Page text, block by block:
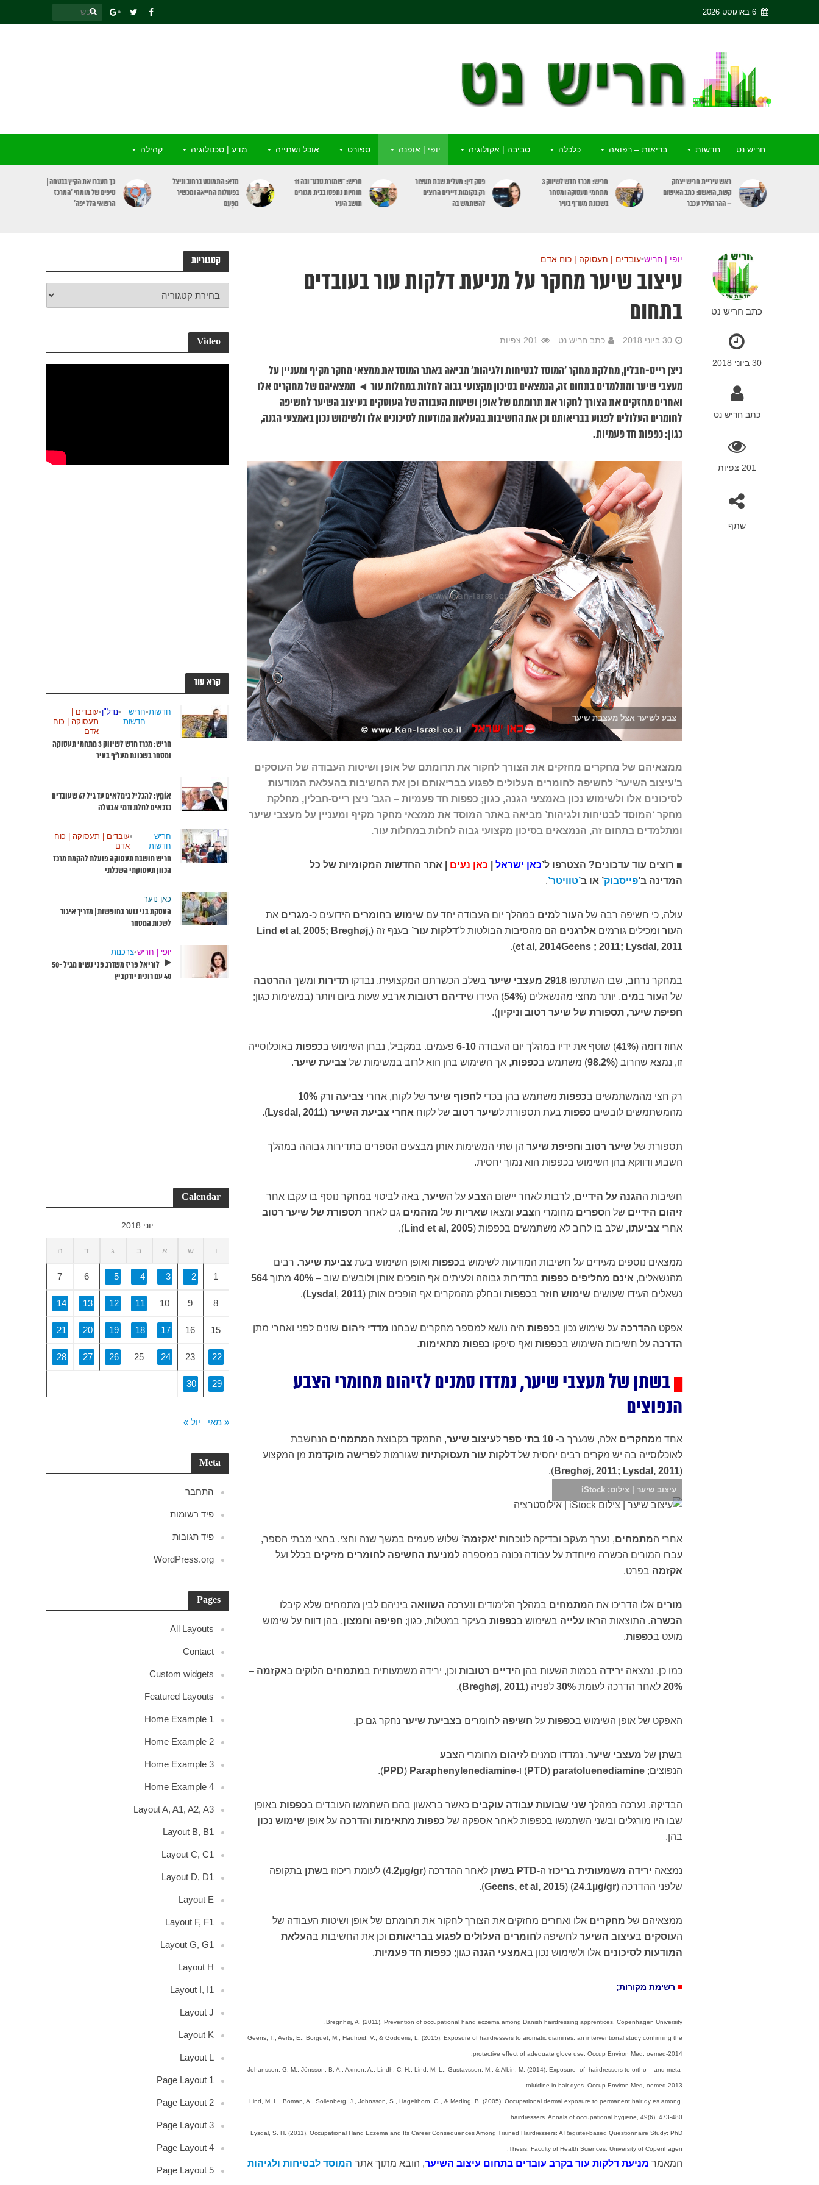
6 באוגוסט 2026
חריש נט חדשות בריאות – רפואה כלכלה סביבה | אקולוגיה יופי | אופנה ספורט אוכל ושתייה מדע | טכנולוגיה קהילה
מתחמי תעסוקה ומסחר
בשכונת מעו”ף בעיר
פסק דין: מעלית שבת תעצור
רק בקומות דיירים הרוצים
להשתמש בה
חריש: “שמורת טבע” ובה 11
חוחיות נתפסו בבית מגורים
תושב העיר
מדא: התמוטט ברחוב וניצל
בפעולות החייאה ומכשיר
מַפְעֵם
כך תעברו את הקיץ בבטחה |
טיפים של מומחי ‘המרכז
הרפואי הלל יפה’
אבטיח, כולו בריאות: מקור
לחומרים מזינים וגם תורם
לבריאות הלב
קטגוריות
Video
קרא עוד
חדשות•חריש
חדשות
•נדל"ן•עובדים |
תעסוקה | כוח
אדם
חריש: מכרז חדש לשיווק 3 מתחמי תעסוקה
ומסחר בשכונת מעו”ף בעיר
אוֹמֶץ: להכליל גימלאים עד גיל 67 שעובדים
כזכאים לחלת ודמי אבטלה
חריש
חדשות
•עובדים | תעסוקה | כוח
אדם
חריש חושבת תעסוקה פועלת להקמת מרכז
הכוון תעסוקתי השכלתי
כאן נוער
העסקת בני נוער בחופשות | מדריך איגוד
לשכות המסחר
יופי | חריש•צרכנות
לוריאל פריז משדרג פני נשים מגיל 50-
40 עם רונית יודקביץ
Calendar
יוני 2018
ו ש א ב ג ד ה
1
2
3
4
5
6
7
8
9
10
11
12
13
14
15
16
17
18
19
20
21
22
23
24
25
26
27
28
29
30
« מאי יול »
Meta
התחבר
פיד רשומות
פיד תגובות
WordPress.org
Pages
All Layouts
Contact
Custom widgets
Featured Layouts
Home Example 1
Home Example 2
Home Example 3
Home Example 4
Layout A, A1, A2, A3
Layout B, B1
Layout C, C1
Layout D, D1
Layout E
Layout F, F1
Layout G, G1
Layout H
Layout I, I1
Layout J
Layout K
Layout L
Page Layout 1
Page Layout 2
Page Layout 3
Page Layout 4
Page Layout 5
כתב חריש נט
30 ביוני 2018
כתב חריש נט
201 צפיות
שתף
יופי | חריש•עובדים | תעסוקה | כוח אדם
עיצוב שיער מחקר על מניעת דלקות עור בעובדים
בתחום
30 ביוני 2018 כתב חריש נט 201 צפיות
ניצן רייס-חבלין, מחלקת מחקר 'המוסד לבטיחות ולגיהות' מביאה באתר המוסד את ממצאי מחקר מקיף ומעניין על
מעצבי שיער ומתלמדים בתחום זה, הנמצאים בסיכון מקצועי גבוה לחלות במחלות עור ◄ ממצאיהם של מחקרים אלו
ואחרים מחזקים את הצורך לחקור את תרומתם של אופן ושיטות העבודה של העוסקים בעיצוב השיער לחשיפה
לחומרים העלולים לפגוע בבריאותם וכן את החשיבות בהעלאת המודעות לסיכונים אלו ולשימוש נכון באמצעי הגנה,
כגון: כפפות חד פעמיות.
צבע לשיער אצל מעצבת שיער
ממצאיהם של מחקרים מחזקים את הצורך לחקור את תרומתם של אופן ושיטות העבודה של העוסקים
ב’עיצוב השיער’ לחשיפה לחומרים העלולים לפגוע בבריאותם וכן את החשיבות בהעלאת המודעות
לסיכונים אלו ולשימוש נכון באמצעי הגנה, כגון; כפפות חד פעמיות – הגב’ ניצן רייס-חבלין, מחלקת
מחקר ‘המוסד לבטיחות ולגיהות’ מביאה באתר המוסד את ממצאי מחקר מקיף ומעניין על מעצבי שיער
ומתלמדים בתחום זה, הנמצאים בסיכון מקצועי גבוה לחלות במחלות עור.
■ רוצים עוד עדכונים? הצטרפו ל’כאן ישראל כאן נעים | אתר החדשות המקומיות של כל
המדינהב’פייסבוק’ או ב’טוויטר’.
עולה, כי חשיפה רבה של העור למים במהלך יום העבודה יחד עםשימוש בחומרים הידועים כ-מגרים את
העור ומכילים גורמים אלרגנים הם מהסיבות הבולטות ל’דלקות עור’ בענף זה (Lind et al, 2005; Breghøj,
2011; Lysdal, 2011
;
Geens
et al, 2014
).
במחקר נרחב, שבו השתתפו2918 מעצבי שיער בשלב הכשרתם המקצועית, נבדקותדירות ומשך ההרטבה
של העור במים. יותר מחצי מהנשאלים (54%) העידו שידיהם רטובות ארבע שעות ביום ויותר (במשימות כגון;
חפיפת שיער, תספורת של שיער רטוב וניקיון).
אחוז דומה (41%) שוטף את ידיו במהלך יום העבודה6-10 פעמים. במקביל, נבחן השימוש בכפפות באוכלוסייה
זו, נמצא שהרוב (98.2%) משתמש בכפפות, אך השימוש בהן הוא לרוב במשימות של צביעת שיער.
רק חצי מהמשתמשים בכפפות משתמש בהן בכדילחפוף שיער של לקוח, אחרי צביעה ורק10%
מהמשתמשים לובשים כפפות בעת תספורת לשיער רטוב של לקוח אחרי צביעת השיער (
Lysdal, 2011
).
תספורת שלשיער רטוב וחפיפת שיער הן שתי המשימות אותן מבצעים הספרים בתדירות גבוהה במהלך
השבוע ודווקא בהן השימוש בכפפות הוא נמוך יחסית.
חשיבות ההגנה על הידיים, לרבות לאחר יישום הצבע על השיער, באה לביטוי במחקר נוסף בו עקבו אחר
זיהום הידיים של הספרים מחומרי הצבע ומצאושאריות של מזהמים גם לאחרתספורת של שיער רטוב
אחרי צביעתו, שלב בו לרוב לא משתמשים בכפפות (Lind et al, 2005
).
ממצאים נוספים מעידים על חשיבות המודעות לשימוש בכפפות ואופן השימוש בעת צביעת שיער. רבים
מהנשאלים, אינם מחליפים כפפות בתדירות גבוהה ולעיתים אף הופכים אותן ולובשים שוב –40% מתוך564
נשאלים העידו שעושיםשימוש חוזר בכפפות ובחלק מהמקרים אף הופכים אותן ( Lysdal , 2011
).
אפקט ההדרכה על שימוש נכון בכפפות היה נושא למספר מחקרים שבחנו מדדי זיהום שונים לפני ואחרי מתן
הדרכה על חשיבות השימוש בכפפות ואף סיפקו כפפות מתאימות.
בשתן של מעצבי שיער, נמדדו סמנים לזיהום מחומרי הצבע
הנפוצים
אחד ממחקרים אלה, שנערך ב-10 בתי ספר לעיצוב שיער, התמקד בקבוצת המתמחים הנחשבת
לאוכלוסייה בה יש מקרים רבים יחסית שלדלקות עור תעסוקתיות שגורמות לפרישה מוקדמת מן המקצוע
(
Breghøj, 2011; Lysdal, 2011
).
עיצוב שיער | צילום: iStock
אחרי המתמחים, נערך מעקב ובדיקה לנוכחות‘אקזמה’ שלוש פעמים במשך שנה וחצי. בחצי מבתי הספר,
עברו המורים הכשרה מיוחדת על עבודה נכונה במספרה למניעת החשיפה לחומרים מזיקים בכלל ועל
אקזמה בפרט.
מורים אלו הדריכו את המתמחים במהלך הלימודים ונערכה השוואה ביניהם לבין מתמחים שלא קיבלו
הכשרה. התוצאות הראו עלייה בשימוש בכפפות בעיקר במטלות, כגון; חפיפה וחמצון, בהן דווח על שימוש
מועט בכפפות.
כמו כן, נמצאה ירידה בכמות השעות בהן הידיים רטובות וכן, ירידה משמעותית במתמחים הלוקים באקזמה –
20% לאחר הדרכה לעומת30% לפניה ( Breghøj, 2011
).
האפקט של אופן השימוש בכפפות על חשיפה לחומרים בצביעת שיער נחקר גם כן.
בשתן של מעצבי שיער, נמדדו סמנים לזיהום מחומרי הצבע
הנפוצים;paratoluenediamine
(PTD) ו-Paraphenylenediamine
(
PPD
).
הבדיקה, נערכה במהלךשני שבועות עבודה עוקבים כאשר בראשון בהם השתמשו העובדים בכפפות באופן
שבו היו מורגלים ובשני השתמשו בכפפות לאחר אספקה של כפפות מתאימות והדרכה על אופןשימוש נכון
בהן.
נמצאה ירידה משמעותית בריכוז ה-PTD בשתן לאחר ההדרכה (gr
/
µg
4.2) לעומת ריכוזו בשתן בתקופה
שלפני ההדרכה (gr
/
µg
24.1
) (
Geens, et al, 2015
).
ממצאיהם של מחקרים אלו ואחרים מחזקים את הצורך לחקור את תרומתם של אופן ושיטות העבודה של
העוסקים בעיצוב השיער לחשיפה לחומרים העלולים לפגוע בבריאותם וכן את החשיבות בהעלאת
המודעות לסיכונים אלו ולשימוש נכון באמצעי הגנה כגון; כפפות חד פעמיות.
■ רשימת מקורות;
Bregnhøj, A. (2011). Prevention of occupational hand eczema among Danish hairdressing apprentices. Copenhagen University.
Geens, T., Aerts, E., Borguet, M., Haufroid, V., & Godderis, L. (2015). Exposure of hairdressers to aromatic diamines: an interventional study confirming the
protective effect of adequate glove use. Occup Environ Med, oemed-2014.
Johansson, G. M., Jönsson, B. A., Axmon, A., Lindh, C. H., Lind, M. L., Gustavsson, M., & Albin, M. (2014). Exposure of hairdressers to ortho – and meta-
toluidine in hair dyes. Occup Environ Med, oemed-2013
Lind, M. L., Boman, A., Sollenberg, J., Johnsson, S., Hagelthorn, G., & Meding, B. (2005). Occupational dermal exposure to permanent hair dy es among
hairdressers. Annals of occupational hygiene, 49(6), 473-480
Lysdal, S. H. (2011). Occupational Hand Eczema and Its Career Consequences Among Trained Hairdressers: A Register-based Questionnaire Study: PhD
Thesis. Faculty of Health Sciences, University of Copenhagen.
המאמר מניעת דלקות עור בקרב עובדים בתחום עיצוב השיער, הובא מתוך אתר המוסד לבטיחות ולגיהות